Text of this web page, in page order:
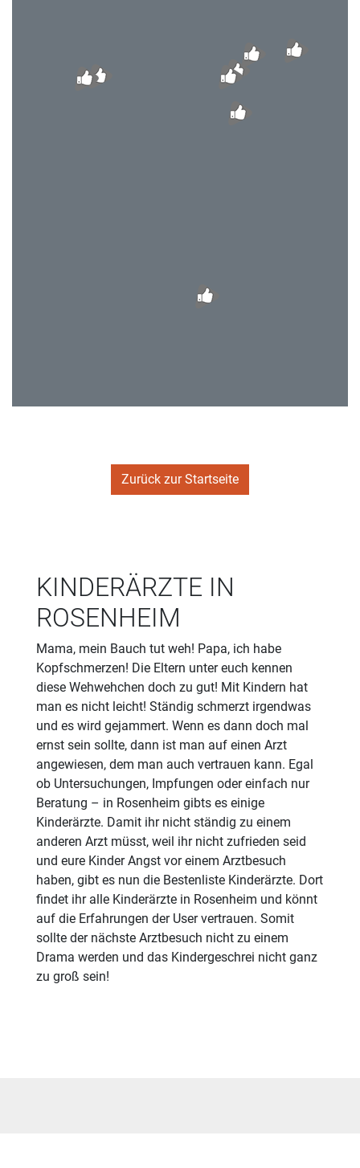
Zurück zur Startseite
KINDERÄRZTE IN
ROSENHEIM
Mama, mein Bauch tut weh! Papa, ich habe
Kopfschmerzen! Die Eltern unter euch kennen
diese Wehwehchen doch zu gut! Mit Kindern hat
man es nicht leicht! Ständig schmerzt irgendwas
und es wird gejammert. Wenn es dann doch mal
ernst sein sollte, dann ist man auf einen Arzt
angewiesen, dem man auch vertrauen kann. Egal
ob Untersuchungen, Impfungen oder einfach nur
Beratung – in Rosenheim gibts es einige
Kinderärzte. Damit ihr nicht ständig zu einem
anderen Arzt müsst, weil ihr nicht zufrieden seid
und eure Kinder Angst vor einem Arztbesuch
haben, gibt es nun die Bestenliste Kinderärzte. Dort
findet ihr alle Kinderärzte in Rosenheim und könnt
auf die Erfahrungen der User vertrauen. Somit
sollte der nächste Arztbesuch nicht zu einem
Drama werden und das Kindergeschrei nicht ganz
zu groß sein!